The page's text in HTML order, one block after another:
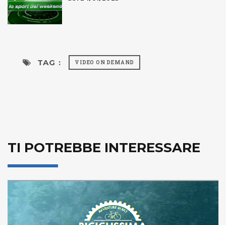
TAG : VIDEO ON DEMAND
TI POTREBBE INTERESSARE